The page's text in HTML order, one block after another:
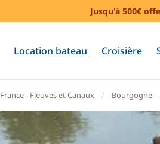
Jusqu'à 500€
Location bateau Croisière
France - Fleuves et Canaux Bourgogne